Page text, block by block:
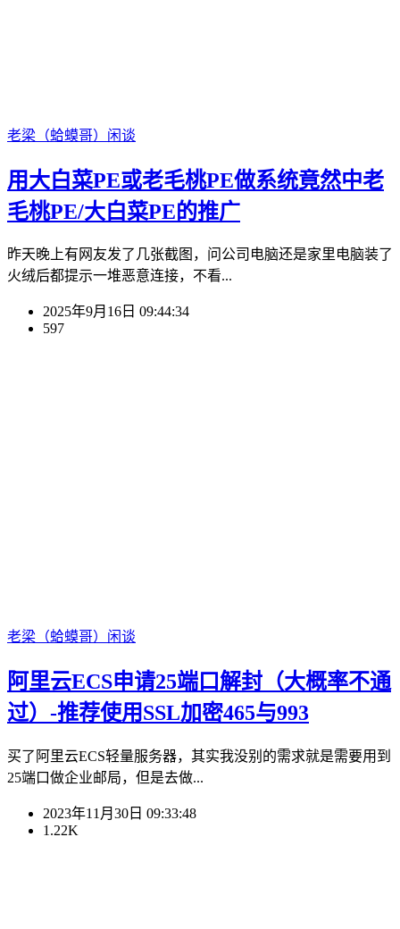
老梁（蛤蟆哥） 闲谈
用大白菜PE或老毛桃PE做系统竟然中老
毛桃PE/大白菜PE的推广
昨天晚上有网友发了几张截图，问公司电脑还是家里电脑装了
火绒后都提示一堆恶意连接，不看...
2025年9月16日 09:44:34
597
老梁（蛤蟆哥） 闲谈
阿里云ECS申请25端口解封（大概率不通
过）-推荐使用SSL加密465与993
买了阿里云ECS轻量服务器，其实我没别的需求就是需要用到
25端口做企业邮局，但是去做...
2023年11月30日 09:33:48
1.22K